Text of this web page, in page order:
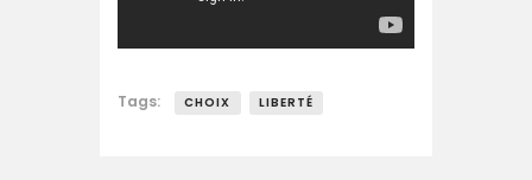
Tags: CHOIX LIBERTÉ